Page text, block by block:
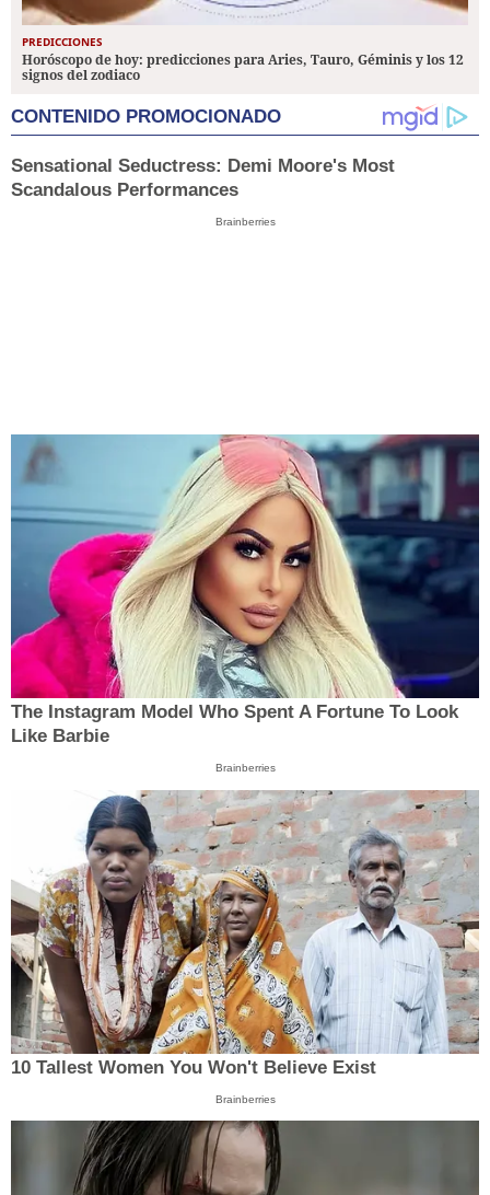
PREDICCIONES
Horóscopo de hoy: predicciones para Aries, Tauro, Géminis y los 12
signos del zodiaco
CONTENIDO PROMOCIONADO
Sensational Seductress: Demi Moore's Most
Scandalous Performances
Brainberries
The Instagram Model Who Spent A Fortune To Look
Like Barbie
Brainberries
10 Tallest Women You Won't Believe Exist
Brainberries